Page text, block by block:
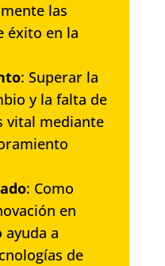
las
éxito en la
: Superar la
y la falta de
vital mediante
: Como
en
ayuda a
de